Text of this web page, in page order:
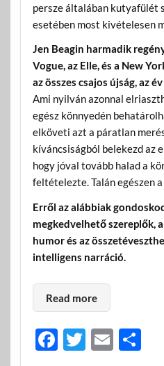
persze általában kutyafülét
esetében most kivételesen
Jen Beagin harmadik
Vogue, az Elle, és a New
az összes csajos újság, az
Ami nyilván azonnal
egész könnyedén
elköveti azt a páratlan
kíváncsiságból belekezd az
hogy jóval tovább halad a
feltételezte. Talán egészen
Erről az alábbiak
megkedvelhető szereplők,
humor és az
intelligens narráció.
Read more
F T E O